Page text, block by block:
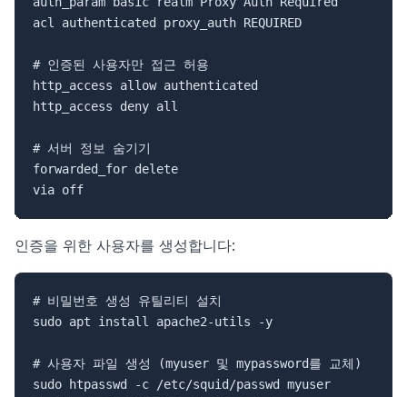
acl authenticated proxy_auth REQUIRED
# 인증된 사용자만 접근 허용
http_access allow authenticated
http_access deny all
# 서버 정보 숨기기
forwarded_for delete
인증을 위한 사용자를 생성합니다:
# 비밀번호 생성 유틸리티 설치
sudo apt install apache2-utils -y
# 사용자 파일 생성 (myuser 및 mypassword를 교체)
sudo htpasswd -c /etc/squid/passwd myuser